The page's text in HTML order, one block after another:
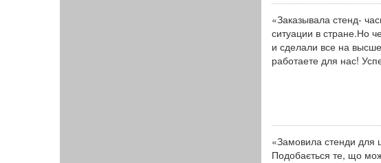
«Заказывала стенд-
ситуации в стране.Но
и сделали все на
работаете для нас!
«Замовила стенди для
Подобається те, що